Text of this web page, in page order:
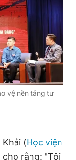
vệ nền tảng tư
Khải (Học viện
cho rằng: "Tôi